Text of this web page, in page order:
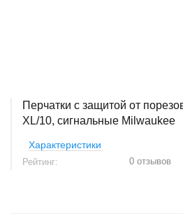
Перчатки с защитой от
XL/10, сигнальные Milwaukee
Характеристики
Рейтинг: 0 отзывов